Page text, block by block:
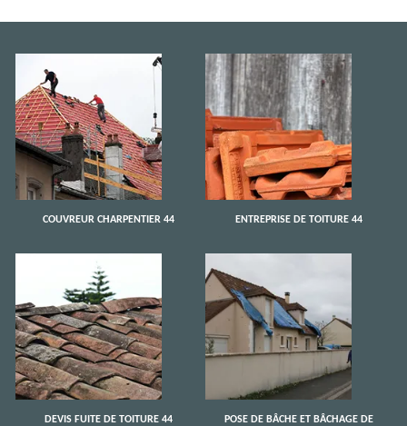
COUVREUR CHARPENTIER 44 ENTREPRISE DE TOITURE 44
DEVIS FUITE DE TOITURE 44
POSE DE BÂCHE ET BÂCHAGE DE